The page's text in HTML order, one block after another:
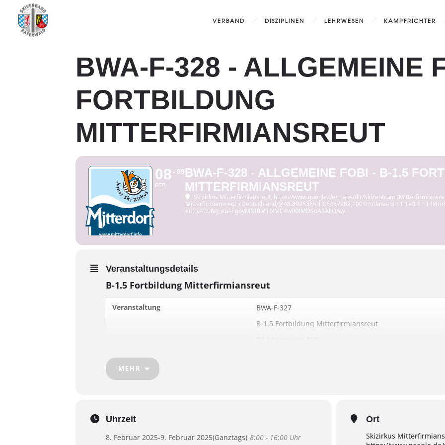
VERBAND DISZIPLINEN LEHRWESEN KAMPFRICHTER
BWA-F-328 - ALLGEMEINE
FORTBILDUNG
MITTERFIRMIANSREUT
08
FEB
09BWA-F-328 - ALLGEMEINE FOBI - B-1.5
MITTERFIRMIANSREUT
Skizirkus Mitterfirmiansreut, https://www.google.de/maps/dir/
Mitterfirmiansreut,+Deutschland/@48.8925365,13.6467982,1004m/
entry=ttu&g_ep=EgoyMDI0MTIxMC4wIKXMDSoASAFQAw
Veranstaltungsdetails
B-1.5 Fortbildung Mitterfirmiansreut
Veranstaltung
BWA-F-327
B-1.5 Fortbildung Mitterfirmiansreut
Disziplin
Kontakt
mario.sigl@skiverband-bayerwald.de
MEHR
Uhrzeit
8. Februar 2025-9. Februar 2025(Ganztags) 8:00 - 16:00 Uhr
Ort
Skizirkus